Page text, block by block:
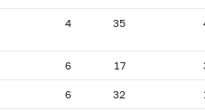
4 35
6 17
6 32